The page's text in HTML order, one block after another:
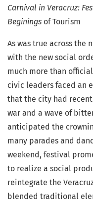
Carnival in Veracruz:
Beginings of Tourism
As was true across the
with the new social
much more than
civic leaders faced an
that the city had
war and a wave of
anticipated the
many parades and
weekend, festival
to realize a social
reintegrate the
blended traditional